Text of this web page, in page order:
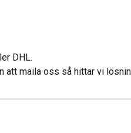
DHL.
att maila oss så hittar vi